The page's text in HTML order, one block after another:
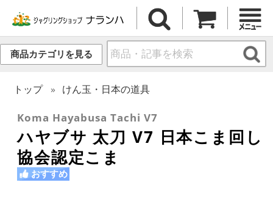
商品カテゴリを見る
トップ けん玉・日本の道具
Koma Hayabusa Tachi V7
ハヤブサ 太刀 V7 日本こま回し
協会認定こま
おすすめ